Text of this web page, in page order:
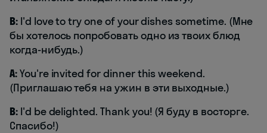
B:I'd love to try one of your dishes sometime. (Мне
бы хотелось попробовать одно из твоих блюд
когда-нибудь.)
A:You're invited for dinner this weekend.
(Приглашаю тебя на ужин в эти выходные.)
B:I'd be delighted. Thank you! (Я буду в восторге.
Спасибо!)